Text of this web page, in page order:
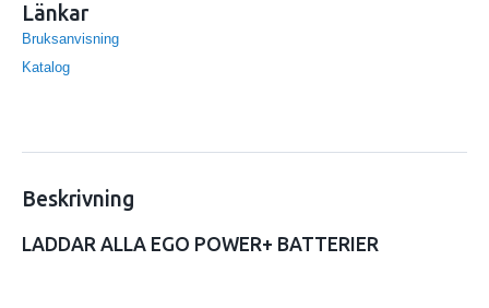
Länkar
Bruksanvisning
Katalog
Beskrivning
LADDAR ALLA EGO POWER+ BATTERIER